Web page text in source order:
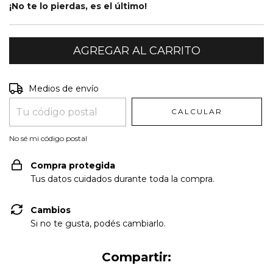
¡No te lo pierdas, es el último!
Entregas para el CP:
Medios de envío
CALCULAR
No sé mi código postal
Compra protegida
Tus datos cuidados durante toda la compra.
Cambios
Si no te gusta, podés cambiarlo.
Compartir: